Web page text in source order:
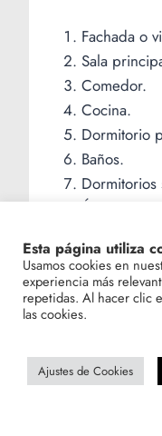
Fachada o
Sala
Comedor.
Cocina.
Dormitorio
Baños.
Dormitorios
Áreas
Esto conecta
al Entrar en
Esta página utiliza
Usamos cookies en
experiencia más
repetidas. Al hacer clic
las cookies.
Ajustes de Cookies